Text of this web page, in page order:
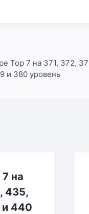
Top 7 на 371, 372,
и 380 уровень
на
435,
и 440